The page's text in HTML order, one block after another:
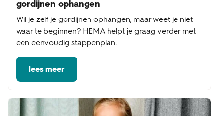
gordijnen ophangen
Wil je zelf je gordijnen ophangen, maar weet je niet
waar te beginnen? HEMA helpt je graag verder met
een eenvoudig stappenplan.
lees meer